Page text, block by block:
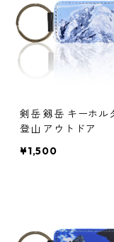
剣岳 剱岳 キーホル
登山 アウトドア
¥1,500